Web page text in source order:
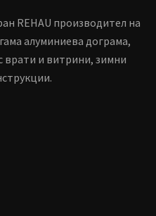
REHAU производител на
алуминиева дограма,
врати и витрини, зимни